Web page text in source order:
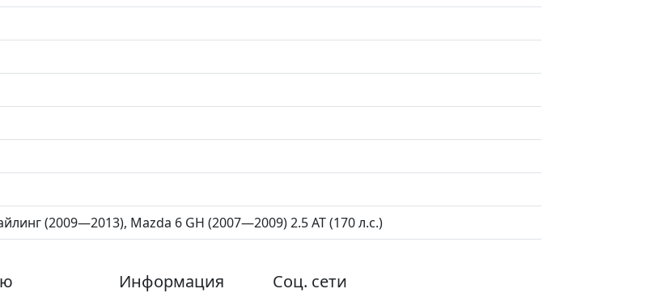
(2009—2013), Mazda 6 GH (2007—2009) 2.5 AT (170 л.с.)
Информация Соц. сети